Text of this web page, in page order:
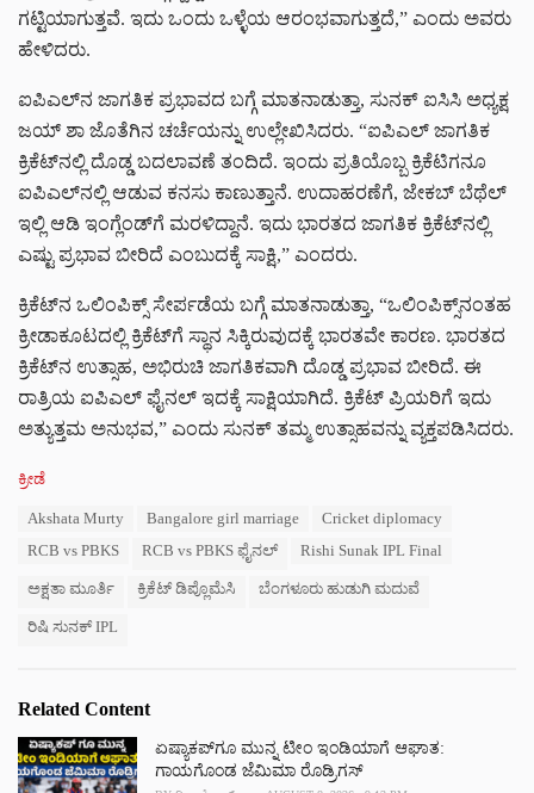
ಗಟ್ಟಿಯಾಗುತ್ತವೆ. ಇದು ಒಂದು ಒಳ್ಳೆಯ ಆರಂಭವಾಗುತ್ತದೆ,” ಎಂದು ಅವರು
ಹೇಳಿದರು.
ಐಪಿಎಲ್‌ನ ಜಾಗತಿಕ ಪ್ರಭಾವದ ಬಗ್ಗೆ ಮಾತನಾಡುತ್ತಾ, ಸುನಕ್ ಐಸಿಸಿ ಅಧ್ಯಕ್ಷ
ಜಯ್ ಶಾ ಜೊತೆಗಿನ ಚರ್ಚೆಯನ್ನು ಉಲ್ಲೇಖಿಸಿದರು. “ಐಪಿಎಲ್ ಜಾಗತಿಕ
ಕ್ರಿಕೆಟ್‌ನಲ್ಲಿ ದೊಡ್ಡ ಬದಲಾವಣೆ ತಂದಿದೆ. ಇಂದು ಪ್ರತಿಯೊಬ್ಬ ಕ್ರಿಕೆಟಿಗನೂ
ಐಪಿಎಲ್‌ನಲ್ಲಿ ಆಡುವ ಕನಸು ಕಾಣುತ್ತಾನೆ. ಉದಾಹರಣೆಗೆ, ಜೇಕಬ್ ಬೆಥೆಲ್
ಇಲ್ಲಿ ಆಡಿ ಇಂಗ್ಲೆಂಡ್‌ಗೆ ಮರಳಿದ್ದಾನೆ. ಇದು ಭಾರತದ ಜಾಗತಿಕ ಕ್ರಿಕೆಟ್‌ನಲ್ಲಿ
ಎಷ್ಟು ಪ್ರಭಾವ ಬೀರಿದೆ ಎಂಬುದಕ್ಕೆ ಸಾಕ್ಷಿ,” ಎಂದರು.
ಕ್ರಿಕೆಟ್‌ನ ಒಲಿಂಪಿಕ್ಸ್ ಸೇರ್ಪಡೆಯ ಬಗ್ಗೆ ಮಾತನಾಡುತ್ತಾ, “ಒಲಿಂಪಿಕ್ಸ್‌ನಂತಹ
ಕ್ರೀಡಾಕೂಟದಲ್ಲಿ ಕ್ರಿಕೆಟ್‌ಗೆ ಸ್ಥಾನ ಸಿಕ್ಕಿರುವುದಕ್ಕೆ ಭಾರತವೇ ಕಾರಣ. ಭಾರತದ
ಕ್ರಿಕೆಟ್‌ನ ಉತ್ಸಾಹ, ಅಭಿರುಚಿ ಜಾಗತಿಕವಾಗಿ ದೊಡ್ಡ ಪ್ರಭಾವ ಬೀರಿದೆ. ಈ
ರಾತ್ರಿಯ ಐಪಿಎಲ್ ಫೈನಲ್ ಇದಕ್ಕೆ ಸಾಕ್ಷಿಯಾಗಿದೆ. ಕ್ರಿಕೆಟ್ ಪ್ರಿಯರಿಗೆ ಇದು
ಅತ್ಯುತ್ತಮ ಅನುಭವ,” ಎಂದು ಸುನಕ್ ತಮ್ಮ ಉತ್ಸಾಹವನ್ನು ವ್ಯಕ್ತಪಡಿಸಿದರು.
C
ಕ್ರೀಡೆ
Akshata Murty Bangalore girl marriage
Cricket diplomacy
RCB vs PBKS
RCB vs PBKS ಫೈನಲ್ Rishi Sunak IPL Final
ಅಕ್ಷತಾ ಮೂರ್ತಿ ಕ್ರಿಕೆಟ್ ಡಿಪ್ಲೊಮೆಸಿ ಬೆಂಗಳೂರು ಹುಡುಗಿ ಮದುವೆ
ರಿಷಿ ಸುನಕ್ IPL
Related Content
ಏಷ್ಯಾಕಪ್‌ಗೂ ಮುನ್ನ ಟೀಂ ಇಂಡಿಯಾಗೆ ಆಘಾತ:
ಗಾಯಗೊಂಡ ಜೆಮಿಮಾ ರೊಡ್ರಿಗಸ್